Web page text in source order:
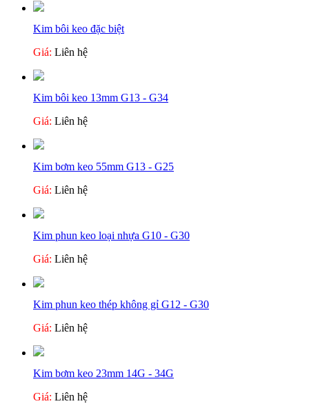
Kim bôi keo đặc biệt
Giá: Liên hệ
Kim bôi keo 13mm G13 - G34
Giá: Liên hệ
Kim bơm keo 55mm G13 - G25
Giá: Liên hệ
Kim phun keo loại nhựa G10 - G30
Giá: Liên hệ
Kim phun keo thép không gỉ G12 - G30
Giá: Liên hệ
Kim bơm keo 23mm 14G - 34G
Giá: Liên hệ